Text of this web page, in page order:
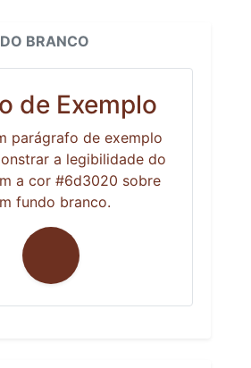
BRANCO
de Exemplo
parágrafo de exemplo
a legibilidade do
a cor #6d3020 sobre
fundo branco.